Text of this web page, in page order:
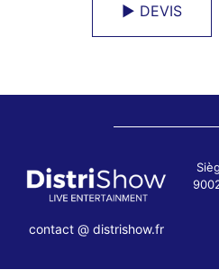
► DEVIS
contact @ distrishow.fr